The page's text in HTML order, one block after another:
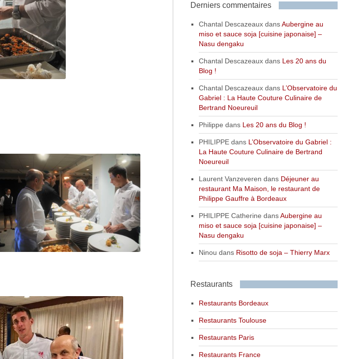
Derniers commentaires
Chantal DescazeauxdansAubergine au
miso et sauce soja [cuisine japonaise] –
Nasu dengaku
Chantal Descazeauxdans Les 20 ans du
Blog !
Chantal Descazeauxdans L’Observatoire du
Gabriel : La Haute Couture Culinaire de
Bertrand Noeureuil
Philippe dans Les 20 ans du Blog !
PHILIPPEdans L’Observatoire du Gabriel :
La Haute Couture Culinaire de Bertrand
Noeureuil
Laurent Vanzeveren dans Déjeuner au
restaurant Ma Maison, le restaurant de
Philippe Gauffre à Bordeaux
PHILIPPE Catherine dansAubergine au
miso et sauce soja [cuisine japonaise] –
Nasu dengaku
Ninou dans Risotto de soja – Thierry Marx
Restaurants
Restaurants Bordeaux
Restaurants Toulouse
Restaurants Paris
Restaurants France